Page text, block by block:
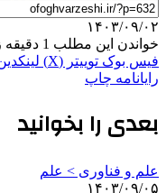
۱۴۰۳/۰۹/۰۲
خواندن این مطلب 1 دقیقه زمان میبرد
فیس بوک توییتر (X)
رایانامه چاپ
بعدی را بخوانید
علم و فناوری‌ > علم
۱۴۰۳/۰۹/۰۵